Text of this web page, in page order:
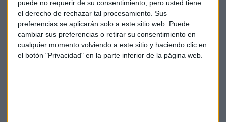
puede no requerir de su consentimiento, pero usted tiene
el derecho de rechazar tal procesamiento. Sus
preferencias se aplicarán solo a este sitio web. Puede
cambiar sus preferencias o retirar su consentimiento en
cualquier momento volviendo a este sitio y haciendo clic en
el botón "Privacidad" en la parte inferior de la página web.